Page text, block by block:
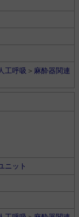
工呼吸 ＞ 麻酔器関連
ニット